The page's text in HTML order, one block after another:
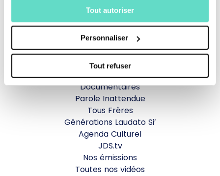
Tout autoriser
Personnaliser
Tout refuser
Revoir la messe du 02 août 2026
TOUS NOS PROGRAMMES
La messe
Magazine Le Jour du Seigneur
Documentaires
Parole Inattendue
Tous Frères
Générations Laudato Si’
Agenda Culturel
JDS.tv
Nos émissions
Toutes nos vidéos